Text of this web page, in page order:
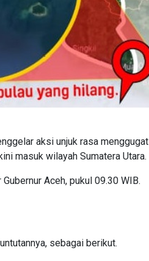
aksi unjuk rasa menggugat
masuk wilayah Sumatera Utara.
Aceh, pukul 09.30 WIB.
sebagai berikut.